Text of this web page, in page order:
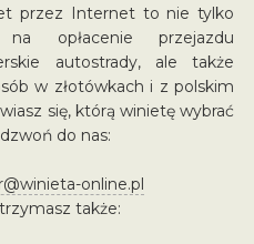
przez Internet to nie tylko
na opłacenie przejazdu
autostrady, ale także
w złotówkach i z polskim
się, którą winietę wybrać
do nas:
online.pl
także: